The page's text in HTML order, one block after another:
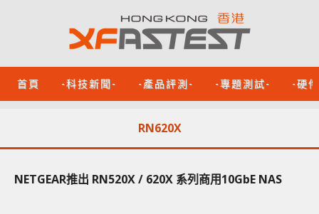
首頁 -科技新聞- -產品評測- -專題測試- -硬
RN620X
NETGEAR推出 RN520X / 620X 系列商用10GbE NAS